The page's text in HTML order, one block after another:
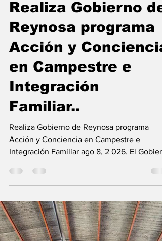
locurascuerdas1
hace 1 día
1 min de lectura
Realiza Gobierno de
Reynosa programa
Acción y Conciencia
en Campestre e
Integración
Familiar..